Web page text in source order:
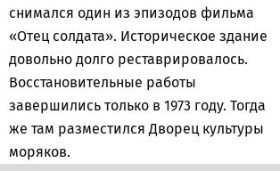
снимался один из эпизодов фильма
«Отец солдата». Историческое здание
довольно долго реставрировалось.
Восстановительные работы
завершились только в 1973 году. Тогда
же там разместился Дворец культуры
моряков.